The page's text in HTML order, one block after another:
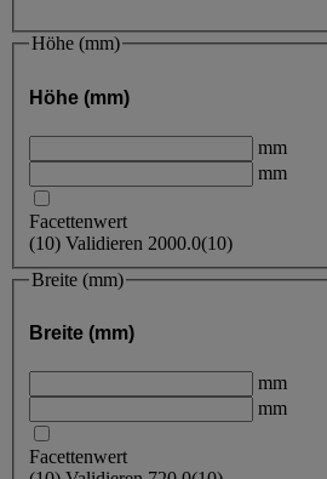
Höhe (mm)
Höhe (mm)
mm
mm
Facettenwert
(10) Validieren 2000.0(10)
Breite (mm)
Breite (mm)
mm
mm
Facettenwert